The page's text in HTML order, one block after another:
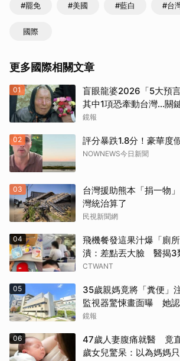
#罷免 #美國 #藍白 #台
國際
更多國際相關文章
01
盲眼龍婆2026「5大預
其中1項恐牽動台灣...關
鏡報
02 評分暴跌1.8分！豪華度
NOWNEWS今日新聞
03
台灣援助熊本「捐一物
灣統治算了
民視新聞網
04
飛機餐發這果汁爆「廁
潰：差點丟大臉 醫揭3
CTWANT
05
35歲親媽竟將「糞便」
監視器驚悚畫面曝 她
鏡報
06
47歲人妻腹痛就醫 竟
歲女兒驚呆：以為媽媽
取消